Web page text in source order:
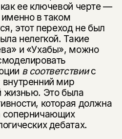
ее ключевой черте —
в таком
этот переход не был
нелегкой. Такие
и «Ухабы», можно
в соответствиис
мир
жизнью. Это была
которая должна
соперничающих
дебатах.